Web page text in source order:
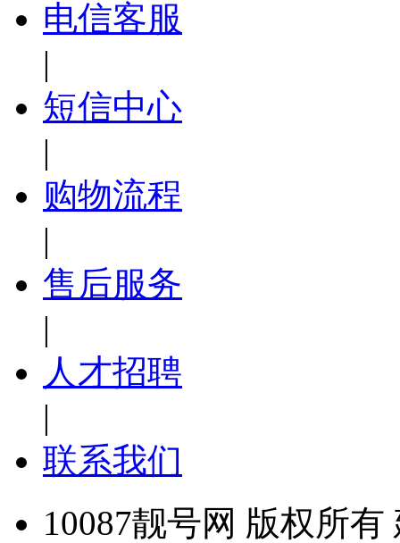
电信客服
|
短信中心
|
购物流程
|
售后服务
|
人才招聘
|
联系我们
10087靓号网 版权所